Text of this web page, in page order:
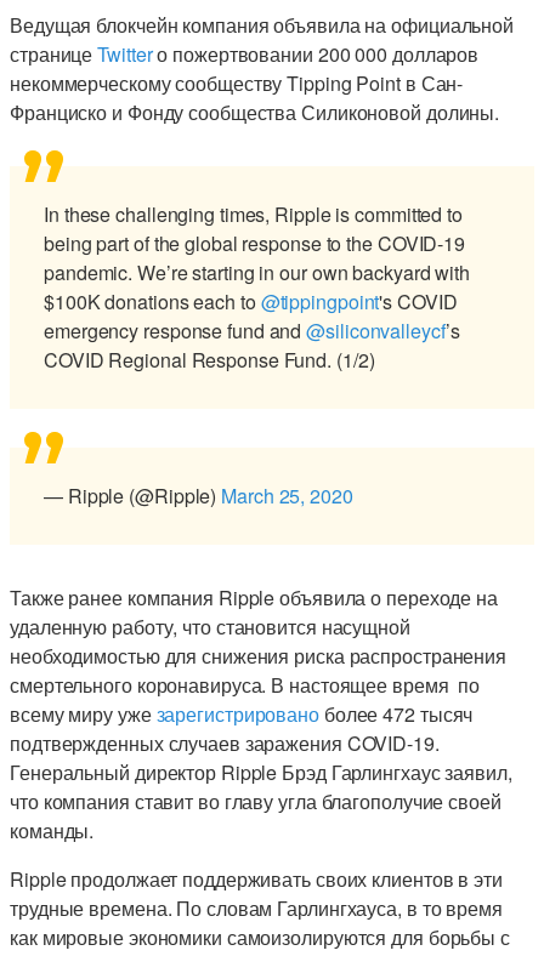
Ведущая блокчейн компания объявила на официальной
страницеTwitterо пожертвовании 200 000 долларов
некоммерческому сообществу Tipping Point в Сан-
Франциско и Фонду сообщества Силиконовой долины.
In these challenging times, Ripple is committed to
being part of the global response to the COVID-19
pandemic. We’re starting in our own backyard with
$100K donations each to@tippingpoint's COVID
emergency response fund and@siliconvalleycf’s
COVID Regional Response Fund. (1/2)
— Ripple (@Ripple) March 25, 2020
Также ранее компания Ripple объявила о переходе на
удаленную работу, что становится насущной
необходимостью для снижения риска распространения
смертельного коронавируса. В настоящее время по
всему миру ужезарегистрировано более 472 тысяч
подтвержденных случаев заражения COVID-19.
Генеральный директор Ripple Брэд Гарлингхаус заявил,
что компания ставит во главу угла благополучие своей
команды.
Ripple продолжает поддерживать своих клиентов в эти
трудные времена. По словам Гарлингхауса, в то время
как мировые экономики самоизолируются для борьбы с